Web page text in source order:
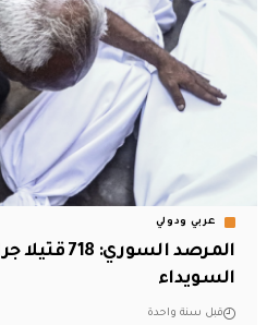
عربي ودولي
المرصد
السويداء
قبل سنة واحدة